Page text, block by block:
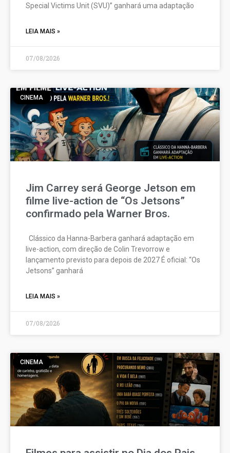
Special Victims Unit (SVU)” ganhará uma adaptação
LEIA MAIS »
07/08/2026
CINEMA
Jim Carrey será George Jetson em
filme live-action de “Os Jetsons”
confirmado pela Warner Bros.
Clássico da Hanna-Barbera ganhará adaptação em
live-action, com direção de Colin Trevorrow e
lançamento previsto para depois de 2027 É oficial: “Os
Jetsons” ganhará
LEIA MAIS »
07/08/2026
CINEMA